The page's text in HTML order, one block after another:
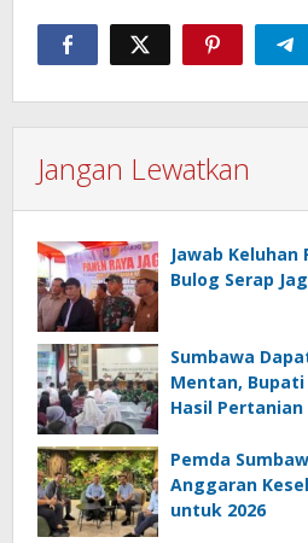
Jangan Lewatkan
Jawab
Bulog Serap
Sumbawa
Mentan,
Hasil Pertanian
Pemda
Anggaran
untuk 2026